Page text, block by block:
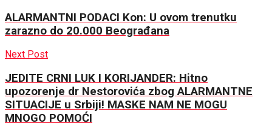
ALARMANTNI PODACI Kon: U ovom trenutku
zarazno do 20.000 Beograđana
Next Post
JEDITE CRNI LUK I KORIJANDER: Hitno
upozorenje dr Nestorovića zbog ALARMANTNE
SITUACIJE u Srbiji! MASKE NAM NE MOGU
MNOGO POMOĆI